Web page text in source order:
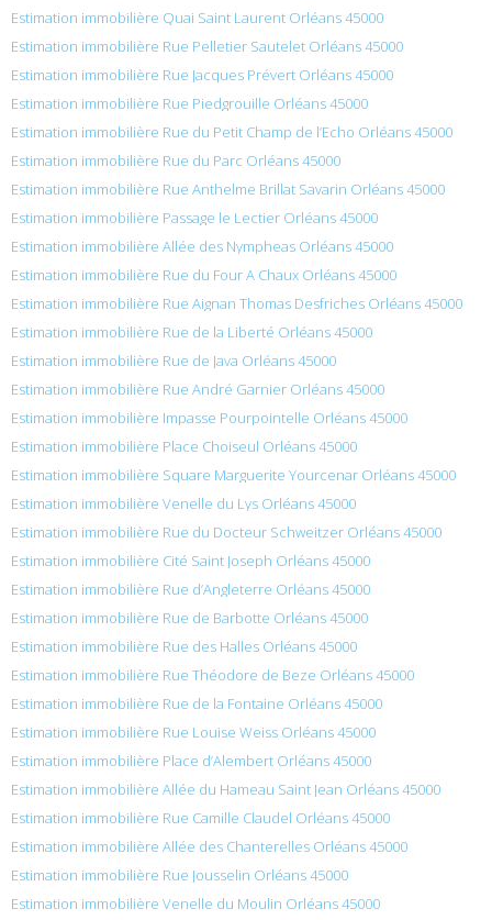
Estimation immobilière Quai Saint Laurent Orléans 45000
Estimation immobilière Rue Pelletier Sautelet Orléans 45000
Estimation immobilière Rue Jacques Prévert Orléans 45000
Estimation immobilière Rue Piedgrouille Orléans 45000
Estimation immobilière Rue du Petit Champ de l’Echo Orléans 45000
Estimation immobilière Rue du Parc Orléans 45000
Estimation immobilière Rue Anthelme Brillat Savarin Orléans 45000
Estimation immobilière Passage le Lectier Orléans 45000
Estimation immobilière Allée des Nympheas Orléans 45000
Estimation immobilière Rue du Four A Chaux Orléans 45000
Estimation immobilière Rue Aignan Thomas Desfriches Orléans 45000
Estimation immobilière Rue de la Liberté Orléans 45000
Estimation immobilière Rue de Java Orléans 45000
Estimation immobilière Rue André Garnier Orléans 45000
Estimation immobilière Impasse Pourpointelle Orléans 45000
Estimation immobilière Place Choiseul Orléans 45000
Estimation immobilière Square Marguerite Yourcenar Orléans 45000
Estimation immobilière Venelle du Lys Orléans 45000
Estimation immobilière Rue du Docteur Schweitzer Orléans 45000
Estimation immobilière Cité Saint Joseph Orléans 45000
Estimation immobilière Rue d’Angleterre Orléans 45000
Estimation immobilière Rue de Barbotte Orléans 45000
Estimation immobilière Rue des Halles Orléans 45000
Estimation immobilière Rue Théodore de Beze Orléans 45000
Estimation immobilière Rue de la Fontaine Orléans 45000
Estimation immobilière Rue Louise Weiss Orléans 45000
Estimation immobilière Place d’Alembert Orléans 45000
Estimation immobilière Allée du Hameau Saint Jean Orléans 45000
Estimation immobilière Rue Camille Claudel Orléans 45000
Estimation immobilière Allée des Chanterelles Orléans 45000
Estimation immobilière Rue Jousselin Orléans 45000
Estimation immobilière Venelle du Moulin Orléans 45000